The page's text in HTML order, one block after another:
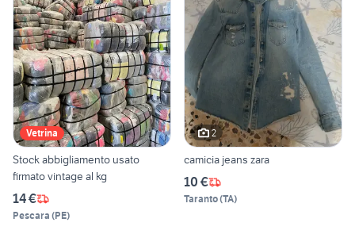
Vetrina
Stock abbigliamento usato
firmato vintage al kg
14 €
Pescara (PE)
2
camicia jeans zara
10 €
Taranto(TA)